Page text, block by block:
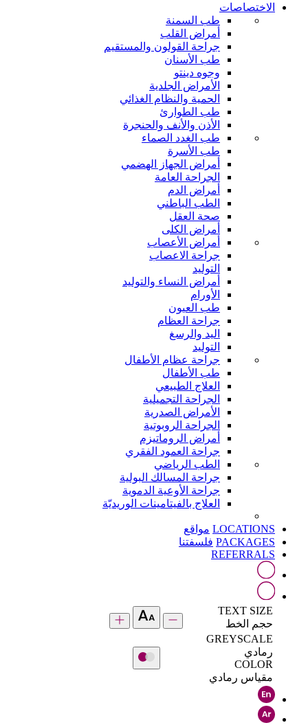
الاختصاصات
طب السمنة
أمراض القلب
جراحة القولون والمستقيم
طب الأسنان
وجوه دينتو
الأمراض الجلدية
الحمية والنظام الغذائي
طب الطوارئ
الأذن والأنف والحنجرة
طب الغدد الصماء
طب الأسرة
أمراض الجهاز الهضمي
الجراحة العامة
أمراض الدم
الطب الباطني
صحة العقل
أمراض الكلى
أمراض الأعصاب
جراحة الاعصاب
التوليد
أمراض النساء والتوليد
الأورام
طب العيون
جراحة العظام
اليد والرسغ
التوليد
جراحة عظام الأطفال
طب الأطفال
العلاج الطبيعي
الجراحة التجميلية
الأمراض الصدرية
الجراحة الروبوتية
أمراض الروماتيزم
جراحة العمود الفقري
الطب الرياضي
جراحة المسالك البولية
جراحة الأوعية الدموية
العلاج بالفيتامينات الوريديّة
LOCATIONS مواقع
PACKAGES فلسفتنا
REFERRALS
TEXT SIZE
حجم الخط
GREYSCALE
رمادي
COLOR
مقياس رمادي